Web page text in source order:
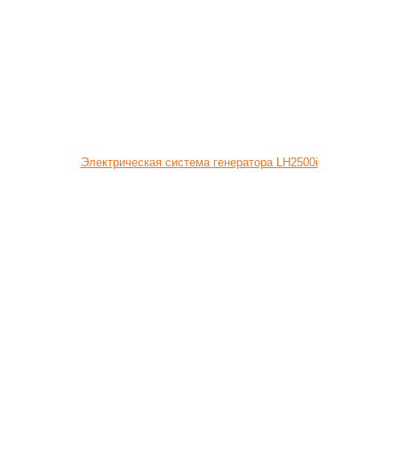
Электрическая система генератора LH2500i